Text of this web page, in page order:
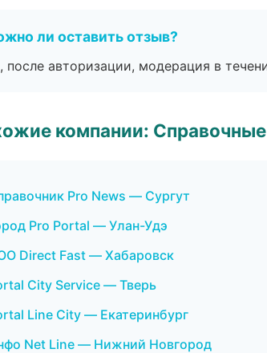
ли оставить отзыв?
после авторизации, модерация в
компании:
Pro News — Сургут
Pro Portal — Улан-Удэ
Direct Fast — Хабаровск
City Service — Тверь
Line City — Екатеринбург
Net Line — Нижний Новгород